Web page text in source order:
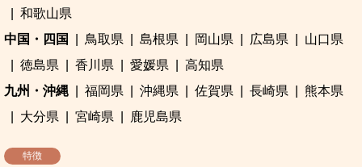
和歌山県
中国・四国
鳥取県 島根県 岡山県 広島県
山口県
徳島県
香川県 愛媛県
高知県
九州・沖縄
福岡県 沖縄県 佐賀県 長崎県
熊本県
大分県
宮崎県 鹿児島県
特徴